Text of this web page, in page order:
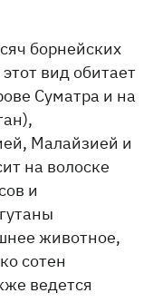
борнейских
вид обитает
Суматра и на
Малайзией и
на волоске
и
животное,
сотен
ведется